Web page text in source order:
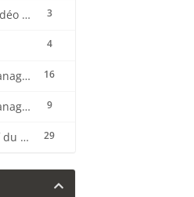
3
Manager Streaming Vidéo VDO
4
16
Tutoriels vidéos du Manager Radio CentovaCast
9
Tutoriels vidéos du Manager Radio STREAMING CENTER
29
Tutoriels vidéos et pdf du CMS Radio Wordpress + OnAir2/Pro.Radio